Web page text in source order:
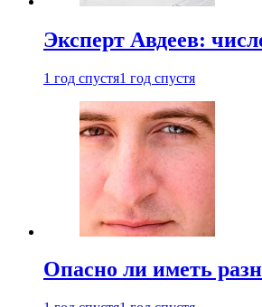
Эксперт Авдеев:
1 год спустя1 год спустя
Опасно ли иметь